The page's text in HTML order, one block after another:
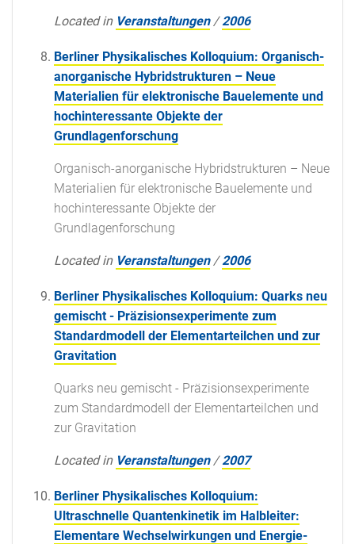
Located in Veranstaltungen /2006
Berliner Physikalisches Kolloquium: Organisch-
anorganische Hybridstrukturen – Neue
Materialien für elektronische Bauelemente und
hochinteressante Objekte der
Grundlagenforschung
Organisch-anorganische Hybridstrukturen – Neue
Materialien für elektronische Bauelemente und
hochinteressante Objekte der
Grundlagenforschung
Located in Veranstaltungen /2006
Berliner Physikalisches Kolloquium: Quarks neu
gemischt - Präzisionsexperimente zum
Standardmodell der Elementarteilchen und zur
Gravitation
Quarks neu gemischt - Präzisionsexperimente
zum Standardmodell der Elementarteilchen und
zur Gravitation
Located in Veranstaltungen /2007
Berliner Physikalisches Kolloquium:
Ultraschnelle Quantenkinetik im Halbleiter:
Elementare Wechselwirkungen und Energie-